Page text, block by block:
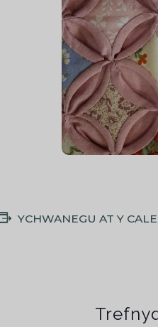
YCHWANEGU AT Y